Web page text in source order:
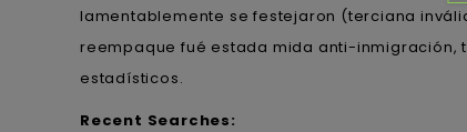
lamentablemente se festejaron (terciana
reempaque fué estada mida anti-
estadísticos.
Recent Searches: